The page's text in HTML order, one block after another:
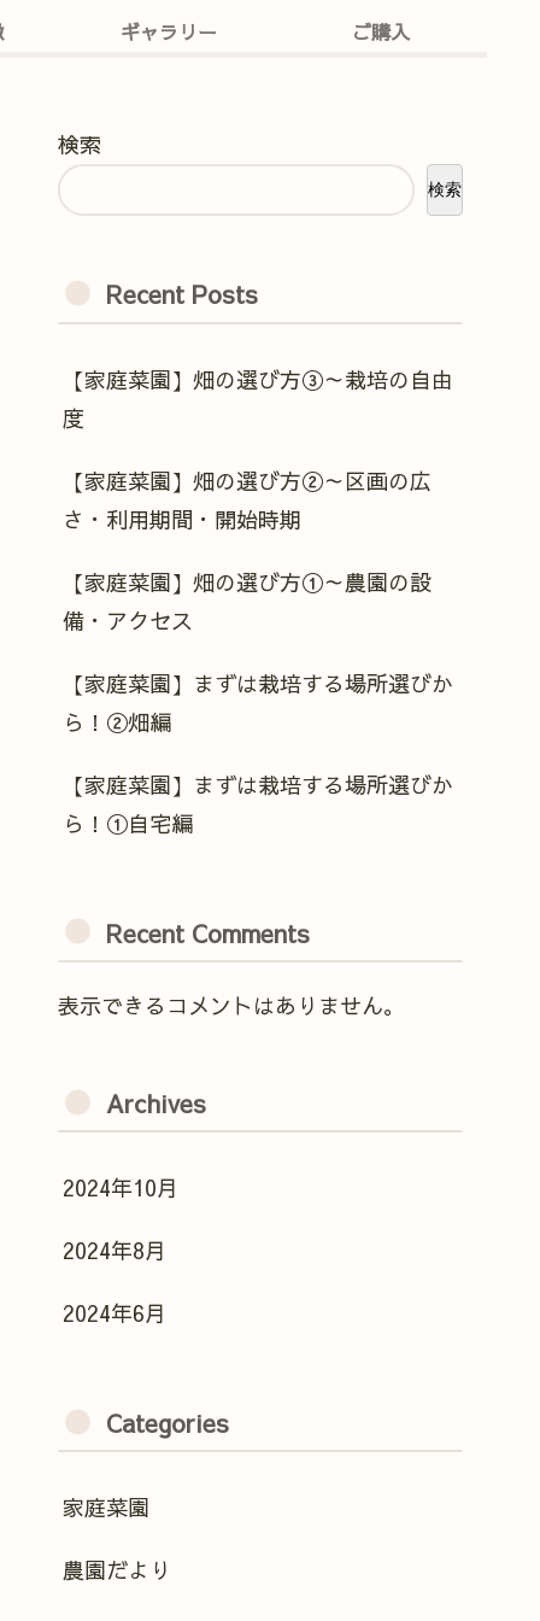
ギャラリー ご購入
検索
検索
Recent Posts
【家庭菜園】畑の選び方③～栽培の自由
度
【家庭菜園】畑の選び方②～区画の広
さ・利用期間・開始時期
【家庭菜園】畑の選び方①～農園の設
備・アクセス
【家庭菜園】まずは栽培する場所選びか
ら！②畑編
【家庭菜園】まずは栽培する場所選びか
ら！①自宅編
Recent Comments
表示できるコメントはありません。
Archives
2024年10月
2024年8月
2024年6月
Categories
家庭菜園
農園だより